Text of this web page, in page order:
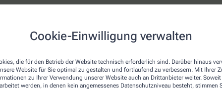
Cookie-Einwilligung verwalten
die für den Betrieb der Website technisch erforderlich sind. Darüber hinaus
Website für Sie optimal zu gestalten und fortlaufend zu verbessern. Mit Ihrer
zu Ihrer Verwendung unserer Website auch an Drittanbieter weiter. Soweit
werden, in denen kein angemessenes Datenschutzniveau besteht, stimmen
eher Ein- und Durchschlafstörungen anstatt eines
Heißhungerattacken. Ein Anzeichen für eine
sich zu kaum etwas aufraffen und sind permanent
sind typisch.
– auch wenn ein Angehöriger betroffen ist – sollte man